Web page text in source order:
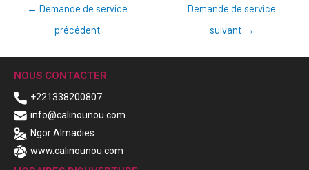
← Demande de service
précédent
Demande de service
suivant →
NOUS CONTACTER
+221338200807
info@calinounou.com
Ngor Almadies
www.calinounou.com